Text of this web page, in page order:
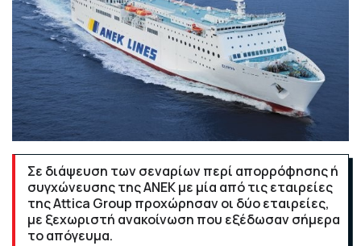
Σε διάψευση των σεναρίων περί απορρόφησης ή
συγχώνευσης της ΑΝΕΚ με μία από τις εταιρείες
της Attica Group προχώρησαν οι δύο εταιρείες,
με ξεχωριστή ανακοίνωση που εξέδωσαν σήμερα
το απόγευμα.